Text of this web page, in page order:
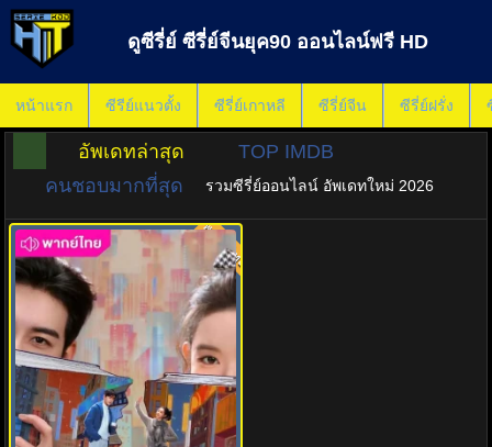
ดูซีรี่ย์ ซีรี่ย์จีนยุค90 ออนไลน์ฟรี HD
หน้าแรก ซีรีย์แนวตั้ง ซีรี่ย์เกาหลี ซีรี่ย์จีน ซีรี่ย์ฝรั่ง
อัพเดทล่าสุด
TOP IMDB
คนชอบมากที่สุด
รวมซีรี่ย์ออนไลน์ อัพเดทใหม่ 2026
8.0 พากย์ไทย